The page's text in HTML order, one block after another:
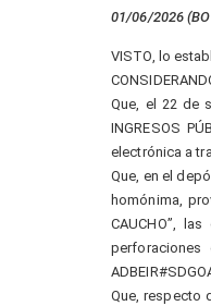
01/06/2026
VISTO, lo
Que, el 22 de
INGRESOS
electrónica a
Que, en el
homónima,
CAUCHO”,
Que, respecto